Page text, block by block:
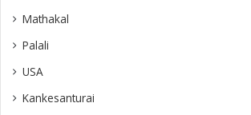
Mathakal
Palali
USA
Kankesanturai